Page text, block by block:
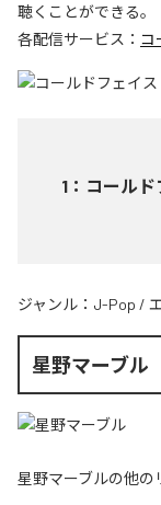
聴くことができる。
各配信サービス： コ
1 ： コールド
ジャンル： J-Pop /
星野マーブル
星野マーブルの他の